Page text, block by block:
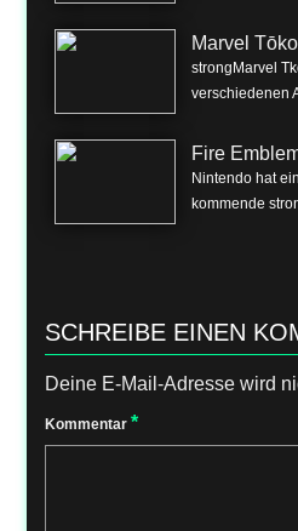
Marvel
strongMarvel
verschiedenen
Fire
Nintendo hat
kommende
SCHREIBE EINEN
Deine E-Mail-Adresse wird
Kommentar *